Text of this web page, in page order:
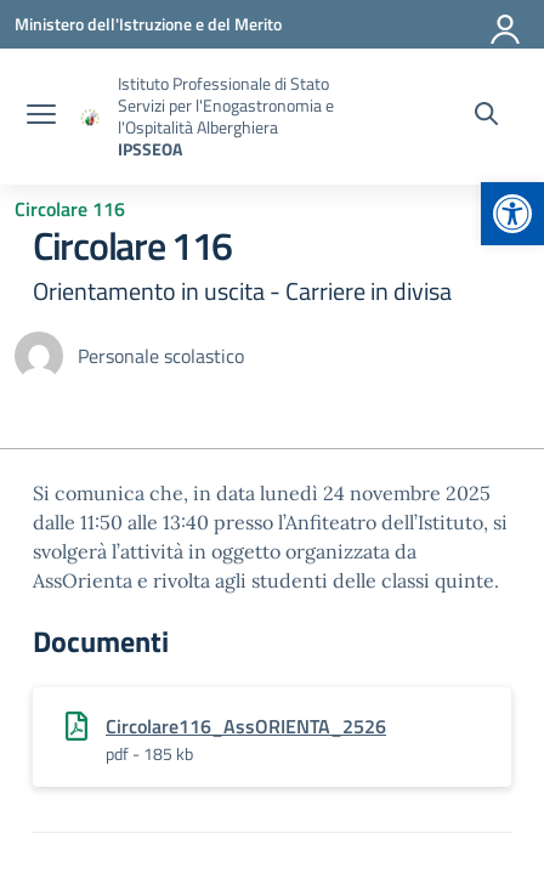
Vai ai contenuti
Vai al menu di navigazione
Vai al footer
Ministero dell'Istruzione e del Merito
Istituto Professionale di Stato
Servizi per l'Enogastronomia e
l'Ospitalità Alberghiera
IPSSEOA
Circolare 116
Circolare 116
Orientamento in uscita - Carriere in divisa
Personale scolastico
Si comunica che, in data lunedì 24 novembre 2025
dalle 11:50 alle 13:40 presso l’Anfiteatro dell’Istituto, si
svolgerà l’attività in oggetto organizzata da
AssOrienta e rivolta agli studenti delle classi quinte.
Documenti
Circolare116_AssORIENTA_2526
pdf - 185 kb